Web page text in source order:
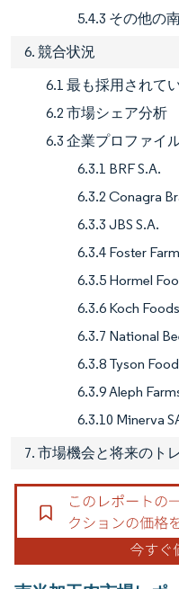
5.4.3 その他の
6. 競合状況
6.1 最も採用されて
6.2 市場シェア分析
6.3 企業プロファイ
6.3.1 BRF S.A.
6.3.2 Conagra
6.3.3 JBS S.A.
6.3.4 Foster
6.3.5 Hormel
6.3.6 Koch Foods
6.3.7 National
6.3.8 Tyson
6.3.9 Aleph
6.3.10 Minerva
7. 市場機会と将来のト